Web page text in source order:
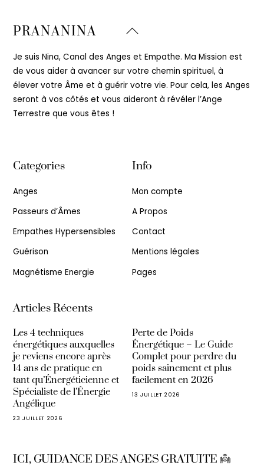
Back
Top
PRANANINA
Je suis Nina, Canal des Anges et Empathe. Ma Mission est
de vous aider à avancer sur votre chemin spirituel, à
élever votre Âme et à guérir votre vie. Pour cela, les Anges
seront à vos côtés et vous aideront à révéler l’Ange
Terrestre que vous êtes !
Categories
Anges
Passeurs d’Âmes
Empathes Hypersensibles
Guérison
Magnétisme Energie
Info
Mon compte
A Propos
Contact
Mentions légales
Pages
Articles Récents
Les 4 techniques
énergétiques auxquelles
je reviens encore après
14 ans de pratique en
tant qu’Énergéticienne et
Spécialiste de l’Énergie
Angélique
23 JUILLET 2026
Perte de Poids
Énergétique – Le Guide
Complet pour perdre du
poids sainement et plus
facilement en 2026
13 JUILLET 2026
ICI, GUIDANCE DES ANGES GRATUITE 👼